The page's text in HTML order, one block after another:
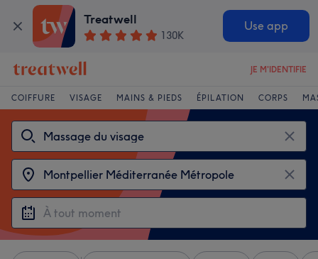
Treatwell
130K
Use app
JE M'IDENTIFIE
COIFFURE VISAGE MAINS & PIEDS ÉPILATION CORPS